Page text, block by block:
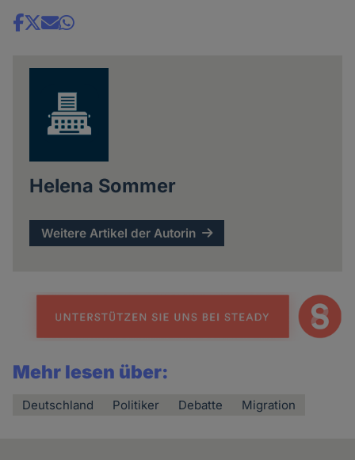
Share
Helena Sommer
Weitere Artikel der Autorin
Mehr lesen über:
Deutschland Politiker Debatte Migration